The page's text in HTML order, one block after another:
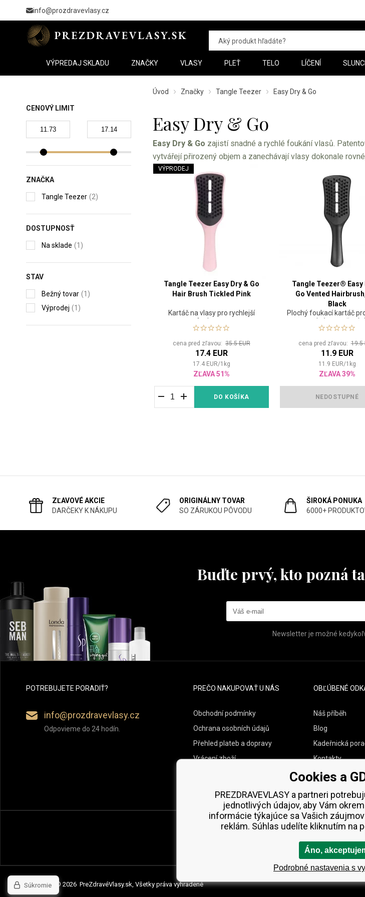
info@prozdravevlasy.cz
VÝPREDAJ SKLADU ZNAČKY VLASY PLEŤ TELO LÍČENÍ
CENOVÝ LIMIT
ZNAČKA
Tangle Teezer (2)
DOSTUPNOSŤ
Na sklade (1)
STAV
Bežný tovar (1)
Výprodej (1)
Úvod Značky Tangle Teezer Easy Dry & Go
Easy Dry & Go
Easy Dry & Go zajistí snadné a rychlé foukání vlasů.
vytvářejí přirozený objem a zanechávají vlasy dokonale
VÝPRODEJ
Tangle Teezer Easy Dry & Go
Hair Brush Tickled Pink
Kartáč na vlasy pro rychlejší
foukanou
cena pred zľavou: 35.5 EUR
17.4 EUR
17.4 EUR/1 kg
ZĽAVA 51%
DO KOŠÍKA
Tangle Teezer® Easy
Go Vented
Black
Plochý foukací kartáč
a snadné vysoušení
cena pred zľavou:19.5
11.9 EUR
11.9 EUR/1 kg
ZĽAVA 39%
NEDOSTUPNÉ
ZĽAVOVÉ AKCIE
DARČEKY K NÁKUPU
ORIGINÁLNY TOVAR
SO ZÁRUKOU PÔVODU
ŠIROKÁ PONUKA
6000+
Buďte prvý, kto pozná
Newsletter je možné
POTREBUJETE PORADIŤ?
info@prozdravevlasy.cz
Odpovieme do 24 hodín.
PREČO NAKUPOVAŤ U NÁS
Obchodní podmínky
Ochrana osobních údajů
Přehled plateb a dopravy
Vrácení zboží
OBĽÚBENÉ
Náš příběh
Blog
Kadeřnická
Kontakty
Vzorky zdarma
Copyright © 2026 PreZdravéVlasy.sk, Všetky práva vyhradené
Cookies a
PREZDRAVEVLASY a partneri
jednotlivých údajov, aby Vám
informácie týkajúce sa Vašich
reklám. Súhlas udelíte kliknutím na
Áno,
Podrobné nastavenia s
Súkromie